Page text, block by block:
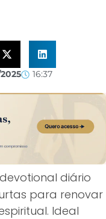
2025 16:37
diário
para renovar
Ideal